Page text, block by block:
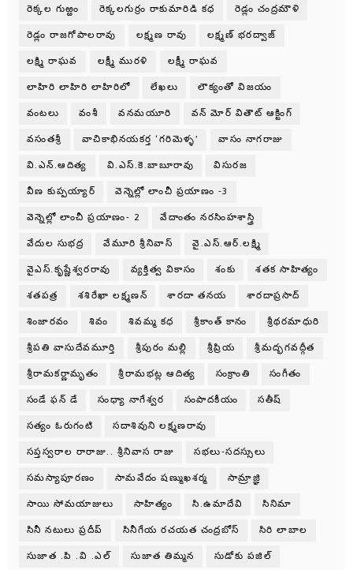
రెక్కల గుఱ్ఱం రెక్కలగుర్రం రాకుమారిడి కధ రెడ్లం చంద్రమౌళి
రెడ్లం రాజగోపాలరావు లక్ష్మణ రావు లక్ష్మణ్ భరద్వాజ్
లక్ష్మి రాఘవ లక్ష్మీ మురళి లక్ష్మీ రాఘవ
లాహిరి లాహిరి లాహిరిలో లేఖలు లౌక్యంతో విజయం
వంటలు వంశీ వనమయూరి వన్ మోర్ వితౌట్ ఆక్టింగ్
వసంతశ్రీ వాచికాభినయకర్త ‘గరిమెళ్ళ’ వాసం నాగరాజు
వి.ఎన్.ఆదిత్య వి.ఎస్.కె.బాబూరావు విసురజ
వీణ కుప్పయ్యార్ వెన్నెల్లో లాంచీ ప్రయాణం -3
వెన్నెల్లో లాంచీ ప్రయాణం- 2 వేదాంతం నరసింహశాస్త్రి
వేదుల సుభద్ర వేమూరి శ్రీనివాస్ వై.ఎస్.ఆర్.లక్ష్మి
వైఎస్.కృష్ణేశ్వరరావు వ్యక్తిత్వ వికాసం శంకు శతక సాహిత్యం
శతపత్ర శశిరేఖా లక్ష్మణన్ శారదా తనయ శారదాప్రసాద్
శింజారవం శివం శివమ్మ కధ శ్రీకాంత్ కానం శ్రీథరమాధురి
శ్రీపతి వాసుదేవమూర్తి శ్రీపురం మల్లి శ్రీప్రియ శ్రీమద్భగవద్గీత
శ్రీరామకర్ణామృతం శ్రీరామభట్ల ఆదిత్య సంక్రాంతి సంగీతం
సండే ఫన్ డే సంధ్యా నాగేశ్వర సంపాదకీయం సతీష్
సత్యం ఓరుగంటి సదాశివుని లక్ష్మణరావు
సప్తస్వరాల రారాజు.. శ్రీనివాస రాజు సభలు-సదస్సులు
సమస్యాపూరణం సామవేదం షణ్ముఖశర్మ సామ్రాజ్ఞి
సాయి సోమయాజులు సాహిత్యం సి.ఉమాదేవి సినిమా
సినీ నటులు ప్రదీప్ సినీగేయ రచయత చంద్రబోస్ సిరి లాబాల
సుజాత .పి .వి .ఎల్ సుజాత తిమ్మన సుడోకు పజిల్